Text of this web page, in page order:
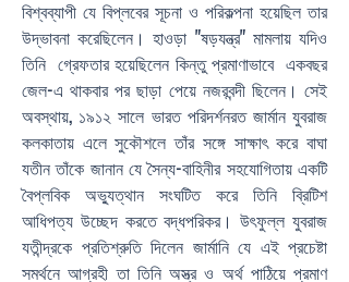
বিশ্বব্যাপী যে বিপ্লবের সূচনা ও পরিকল্পনা হয়েছিল তার
উদ্ভাবনা করেছিলেন। হাওড়া "ষড়যন্ত্র" মামলায় যদিও
তিনি গ্রেফতার হয়েছিলেন কিন্তু প্রমাণাভাবে একবছর
জেল-এ থাকবার পর ছাড়া পেয়ে নজরবন্দী ছিলেন। সেই
অবস্থায়, ১৯১২ সালে ভারত পরিদর্শনরত জার্মান যুবরাজ
কলকাতায় এলে সুকৌশলে তাঁর সঙ্গে সাক্ষাৎ করে বাঘা
যতীন তাঁকে জানান যে সৈন্য-বাহিনীর সহযোগিতায় একটি
বৈপ্লবিক অভ্যুত্থান সংঘটিত করে তিনি ব্রিটিশ
আধিপত্য উচ্ছেদ করতে বদ্ধপরিকর। উৎফুল্ল যুবরাজ
যতীন্দ্রকে প্রতিশ্রুতি দিলেন জার্মানি যে এই প্রচেষ্টা
সমর্থনে আগ্রহী তা তিনি অস্ত্র ও অর্থ পাঠিয়ে প্রমাণ